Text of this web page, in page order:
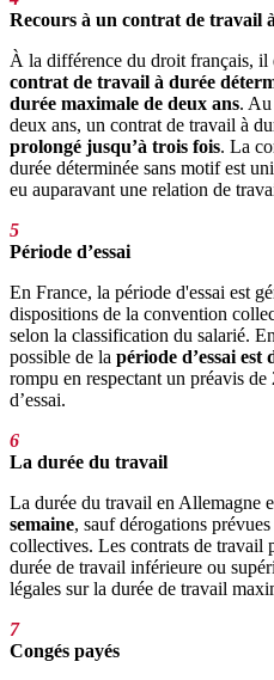
Recours à un contrat de travail
À la différence du droit français, il
contrat de travail à durée
durée maximale de deux ans. Au
deux ans, un contrat de travail à
prolongé jusqu’à trois fois. La
durée déterminée sans motif est
eu auparavant une relation de
5
Période d’essai
En France, la période d'essai est
dispositions de la convention
selon la classification du salarié.
possible de la période d’essai est
rompu en respectant un préavis
d’essai.
6
La durée du travail
La durée du travail en Allemagne
semaine, sauf dérogations
collectives. Les contrats de travail
durée de travail inférieure ou
légales sur la durée de travail
7
Congés payés